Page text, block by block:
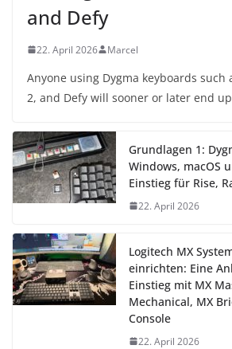
and Defy
22. April 2026 Marcel
Anyone using Dygma keyboards such
2, and Defy will sooner or later end
Grundlagen 1:
Windows, macOS
Einstieg für Rise,
22. April 2026
Logitech MX
einrichten: Eine
Einstieg mit MX
Mechanical, MX
Console
22. April 2026